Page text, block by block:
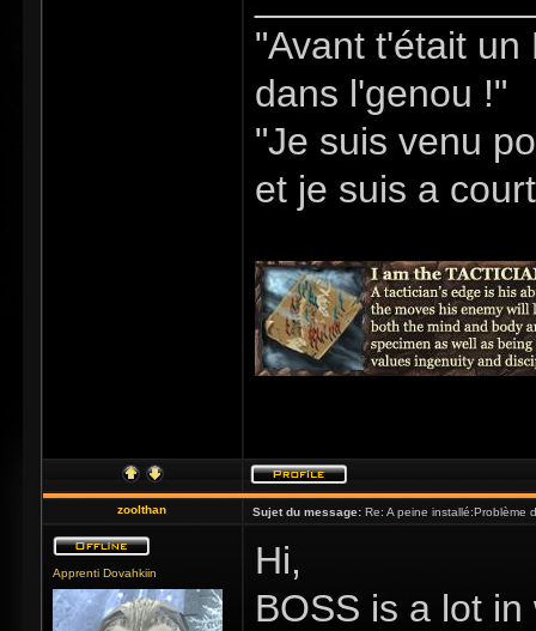
"Avant t'était
dans l'genou !"
"Je suis venu
et je suis a
zoolthan Sujet du message: Re: A peine installé:Problème
Apprenti Dovahkiin
Hi,
BOSS is a lot